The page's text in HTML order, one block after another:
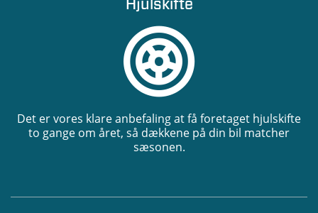
Hjulskifte
Det er vores klare anbefaling at få foretaget hjulskifte
to gange om året, så dækkene på din bil matcher
sæsonen.